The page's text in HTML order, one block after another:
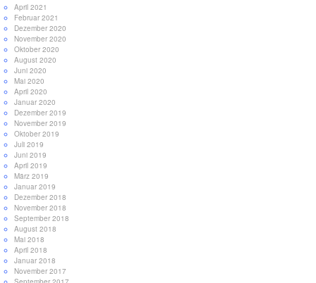
April 2021
Februar 2021
Dezember 2020
November 2020
Oktober 2020
August 2020
Juni 2020
Mai 2020
April 2020
Januar 2020
Dezember 2019
November 2019
Oktober 2019
Juli 2019
Juni 2019
April 2019
März 2019
Januar 2019
Dezember 2018
November 2018
September 2018
August 2018
Mai 2018
April 2018
Januar 2018
November 2017